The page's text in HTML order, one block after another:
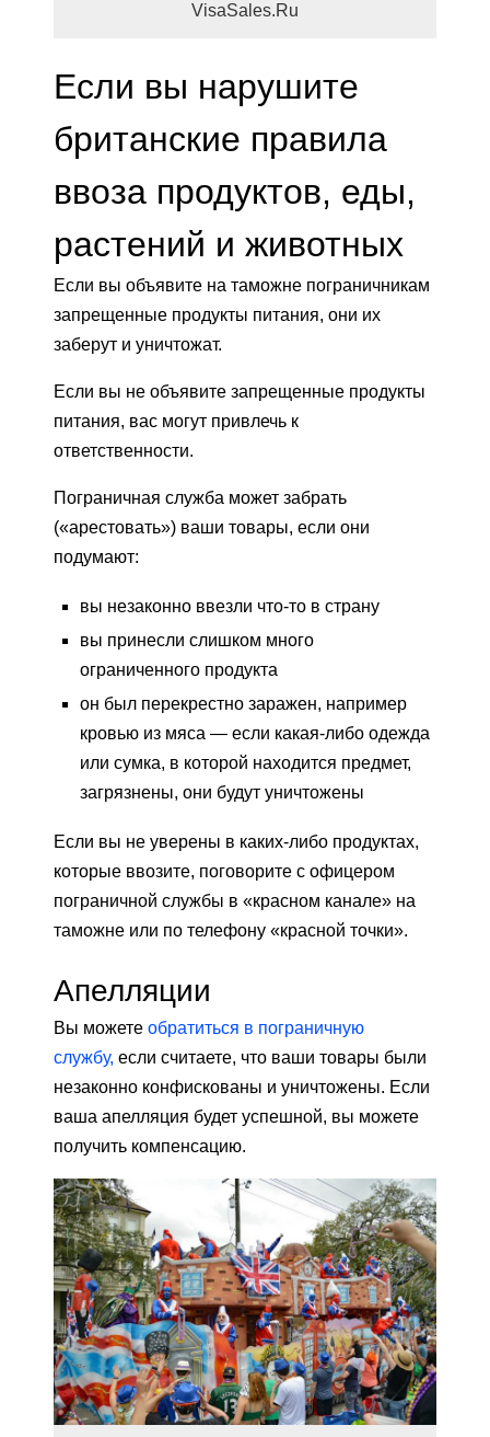
VisaSales.Ru
Если вы нарушите
британские правила
ввоза продуктов, еды,
растений и животных
Если вы объявите на таможне пограничникам
запрещенные продукты питания, они их
заберут и уничтожат.
Если вы не объявите запрещенные продукты
питания, вас могут привлечь к
ответственности.
Пограничная служба может забрать
(«арестовать») ваши товары, если они
подумают:
вы незаконно ввезли что-то в страну
вы принесли слишком много
ограниченного продукта
он был перекрестно заражен, например
кровью из мяса — если какая-либо одежда
или сумка, в которой находится предмет,
загрязнены, они будут уничтожены
Если вы не уверены в каких-либо продуктах,
которые ввозите, поговорите с офицером
пограничной службы в «красном канале» на
таможне или по телефону «красной точки».
Апелляции
Вы можете обратиться в пограничную
службу, если считаете, что ваши товары были
незаконно конфискованы и уничтожены. Если
ваша апелляция будет успешной, вы можете
получить компенсацию.